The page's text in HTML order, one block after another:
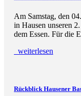
Am Samstag, den
in Hausen unseren
dem Essen. Für die
weiterlesen
Rückblick Hausener